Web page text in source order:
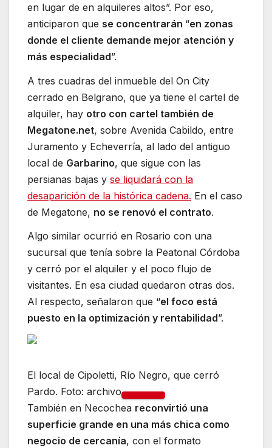
en lugar de en alquileres altos”. Por eso,
anticiparon que se concentrarán “en zonas
donde el cliente demande mejor atención y
más especialidad”.
A tres cuadras del inmueble del On City
cerrado en Belgrano, que ya tiene el cartel de
alquiler, hay otro con cartel también de
Megatone.net, sobre Avenida Cabildo, entre
Juramento y Echeverría, al lado del antiguo
local de Garbarino, que sigue con las
persianas bajas y se liquidará con la
desaparición de la histórica cadena. En el caso
de Megatone, no se renovó el contrato.
Algo similar ocurrió en Rosario con una
sucursal que tenía sobre la Peatonal Córdoba
y cerró por el alquiler y el poco flujo de
visitantes. En esa ciudad quedaron otras dos.
Al respecto, señalaron que “el foco está
puesto en la optimización y rentabilidad”.
El local de Cipoletti, Río Negro, que cerró
Pardo. Foto: archivo
También en Necochea reconvirtió una
superficie grande en una más chica como
negocio de cercanía, con el formato